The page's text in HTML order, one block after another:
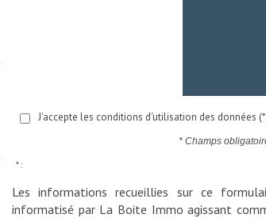
J'accepte les conditions d'utilisation des données
* Champs
* :
Les informations recueillies sur ce
informatisé par La Boite Immo agissant